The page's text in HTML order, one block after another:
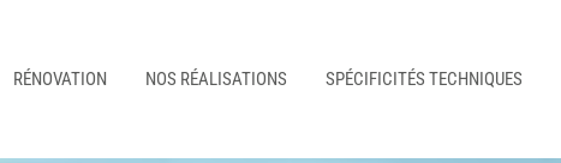
RÉNOVATION NOS RÉALISATIONS SPÉCIFICITÉS TECHNIQUES